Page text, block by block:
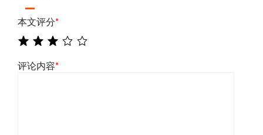
本文评分*
评论内容*